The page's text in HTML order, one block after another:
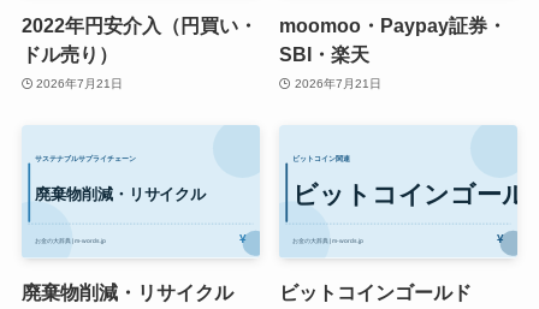
2022年円安介入（円買い・
ドル売り）
2026年7月21日
moomoo・Paypay証券・
SBI・楽天
2026年7月21日
廃棄物削減・リサイクル
ビットコインゴールド